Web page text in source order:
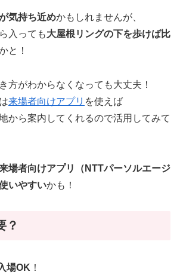
気持ち近めかもしれませんが、
入っても大屋根リングの下を歩けば比
と！
方がわからなくなっても大丈夫！
来場者向けアプリ を使えば
から案内してくれるので活用してみて
場者向けアプリ（NTTパーソルエージ
いやすいかも！
？
場OK ！